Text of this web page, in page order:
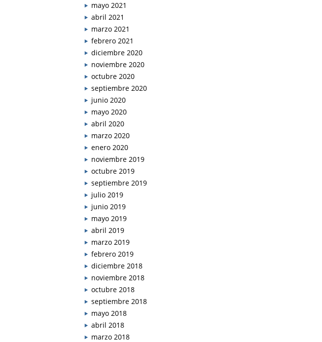
mayo 2021
abril 2021
marzo 2021
febrero 2021
diciembre 2020
noviembre 2020
octubre 2020
septiembre 2020
junio 2020
mayo 2020
abril 2020
marzo 2020
enero 2020
noviembre 2019
octubre 2019
septiembre 2019
julio 2019
junio 2019
mayo 2019
abril 2019
marzo 2019
febrero 2019
diciembre 2018
noviembre 2018
octubre 2018
septiembre 2018
mayo 2018
abril 2018
marzo 2018